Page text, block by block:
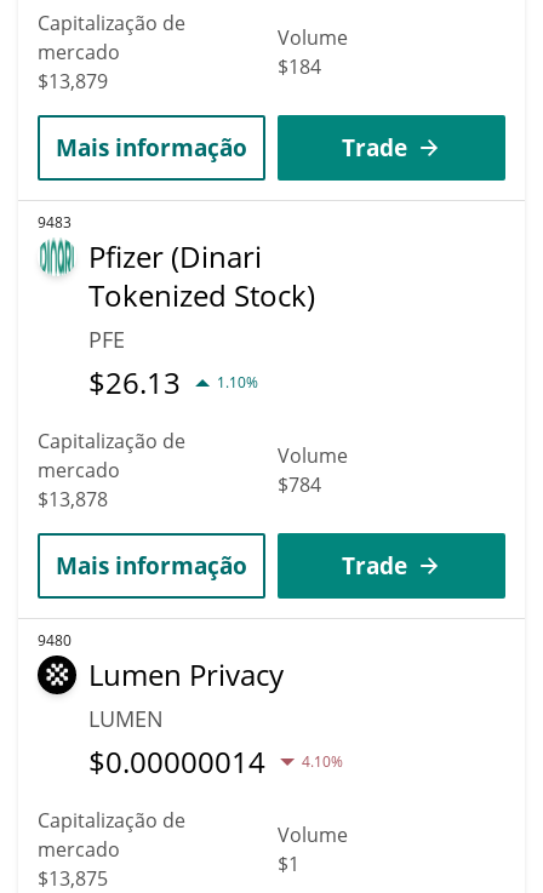
Capitalização de
mercado
$13,879
Volume
$184
Mais informação Trade
9483
Pfizer (Dinari
Tokenized Stock)
PFE
$26.13 1.10%
Capitalização de
mercado
$13,878
Volume
$784
Mais informação Trade
9480
Lumen Privacy
LUMEN
$0.00000014 4.10%
Capitalização de
mercado
$13,875
Volume
$1